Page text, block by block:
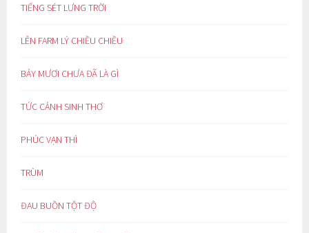
TIẾNG SÉT LƯNG TRỜI
LÊN FARM LÝ CHIỀU CHIỀU
BẢY MƯƠI CHƯA ĐÃ LÀ GÌ
TỨC CẢNH SINH THƠ
PHÚC VẠN THÌ
TRÙM
ĐAU BUỒN TỘT ĐỘ